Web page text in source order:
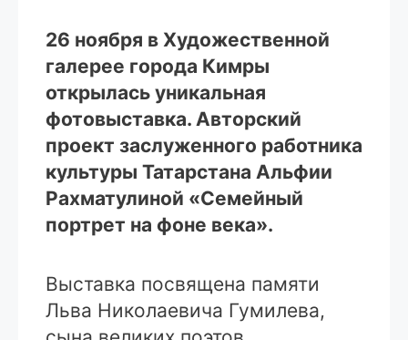
26 ноября в Художественной
галерее города Кимры
открылась уникальная
фотовыставка. Авторский
проект заслуженного работника
культуры Татарстана Альфии
Рахматулиной «Семейный
портрет на фоне века».
Выставка посвящена памяти
Льва Николаевича Гумилева,